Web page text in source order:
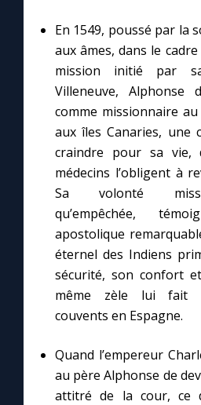
Faire un don
Marie de Nazareth
En 1549, poussé par la
aux âmes, dans le
mission initié par
Villeneuve, Alphonse
comme missionnaire
aux îles Canaries, une
craindre pour sa vie,
médecins l’obligent à
Sa volonté
qu’empêchée,
apostolique
éternel des Indiens
sécurité, son confort
même zèle lui fait
couvents en Espagne.
Quand l’empereur
au père Alphonse de
attitré de la cour, ce